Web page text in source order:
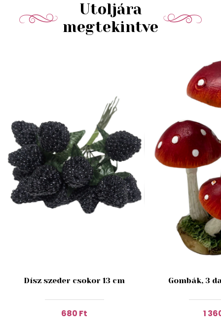
Utoljára
megtekintve
Dísz szeder csokor 13 cm
680 Ft
Gombák, 3
1